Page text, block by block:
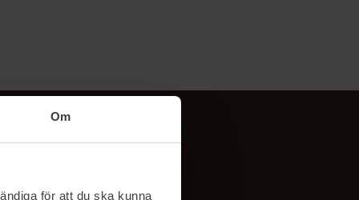
Om
för att du ska kunna
Følg oss